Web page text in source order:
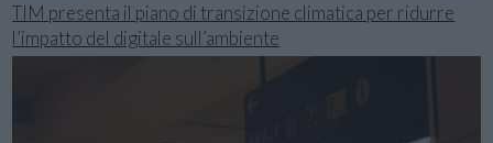
TIM presenta il piano di transizione climatica per ridurre
l’impatto del digitale sull’ambiente